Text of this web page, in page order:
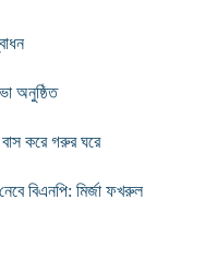
অনুষ্ঠিত
বাস করে গরুর ঘরে
বিএনপি: মির্জা ফখরুল